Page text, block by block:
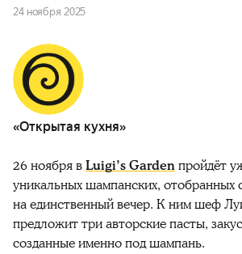
24 ноября 2025
«Открытая кухня»
26 ноября вLuigi’s Gardenпройдёт
уникальных шампанских, отобранных
на единственный вечер. К ним шеф
предложит три авторские пасты,
созданные именно под шампань.